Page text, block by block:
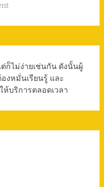
ก็ไม่ง่ายเช่นกัน ดังนั้นผู้
งหมั่นเรียนรู้ และ
บริการตลอดเวลา